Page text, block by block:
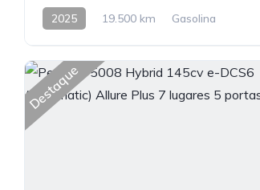
2025 19.500 km
Gasolina
Destaque